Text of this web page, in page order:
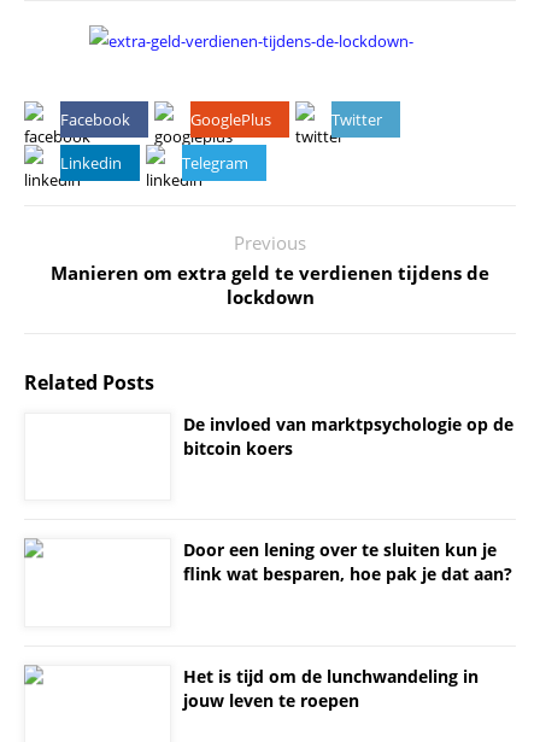
Facebook GooglePlus
Twitter
Linkedin
Telegram
Previous
Manieren om extra geld te verdienen tijdens de
lockdown
Related Posts
De invloed van marktpsychologie op de
bitcoin koers
Door een lening over te sluiten kun je
flink wat besparen, hoe pak je dat aan?
Het is tijd om de lunchwandeling in
jouw leven te roepen